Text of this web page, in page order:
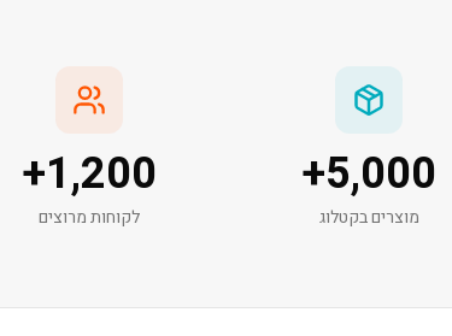
5,000
+
מוצרים בקטלוג
1,200
+
לקוחות מרוצים